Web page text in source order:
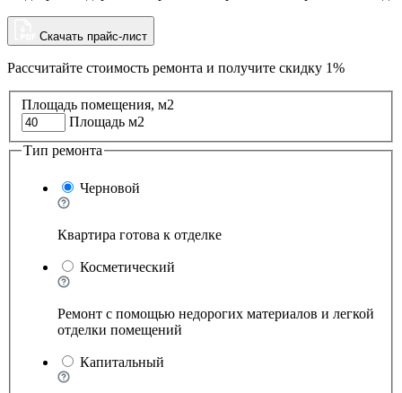
Скачать прайс-лист
Рассчитайте стоимость ремонта и получите скидку 1%
Площадь помещения, м2
Площадь м2
Тип ремонта
Черновой
Квартира готова к отделке
Косметический
Ремонт с помощью недорогих материалов и легкой
отделки помещений
Капитальный